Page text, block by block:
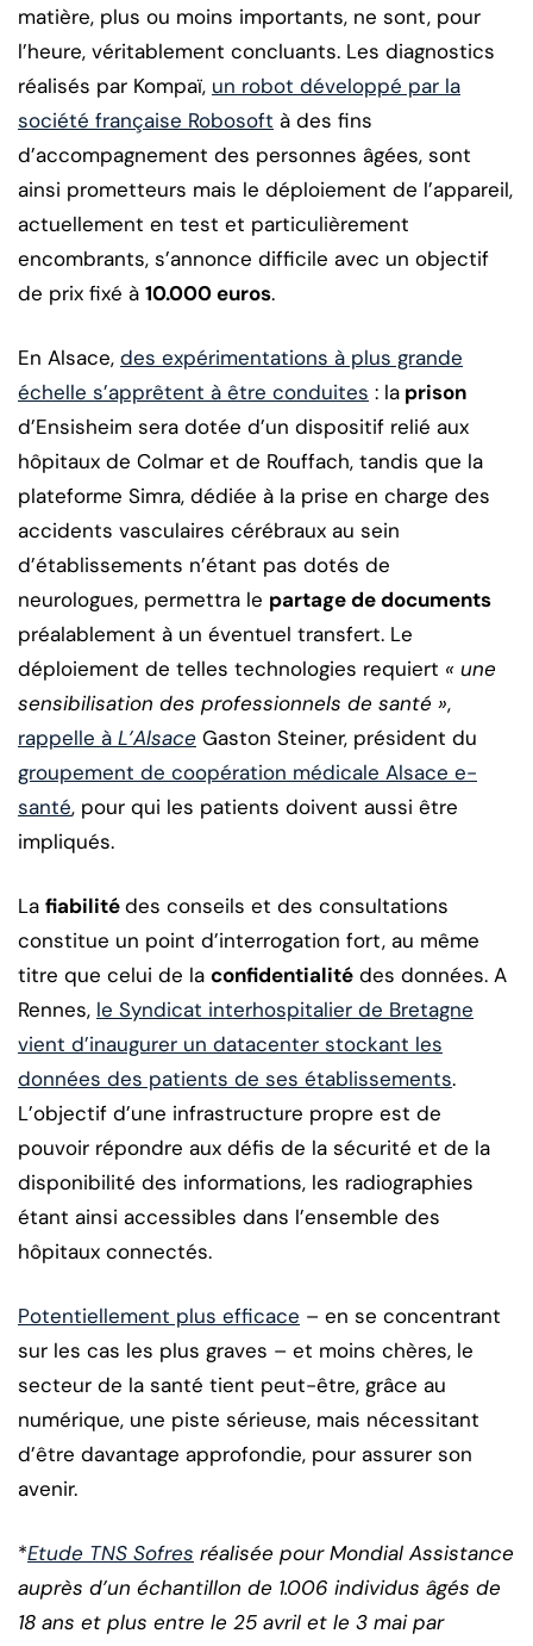
matière, plus ou moins importants, ne sont, pour
l’heure, véritablement concluants. Les diagnostics
réalisés par Kompaï, un robot développé par la
société française Robosoft à des fins
d’accompagnement des personnes âgées, sont
ainsi prometteurs mais le déploiement de l’appareil,
actuellement en test et particulièrement
encombrants, s’annonce difficile avec un objectif
de prix fixé à 10.000 euros.
En Alsace, des expérimentations à plus grande
échelle s’apprêtent à être conduites : la prison
d’Ensisheim sera dotée d’un dispositif relié aux
hôpitaux de Colmar et de Rouffach, tandis que la
plateforme Simra, dédiée à la prise en charge des
accidents vasculaires cérébraux au sein
d’établissements n’étant pas dotés de
neurologues, permettra le partage de documents
préalablement à un éventuel transfert. Le
déploiement de telles technologies requiert « une
sensibilisation des professionnels de santé »,
rappelle à L’Alsace Gaston Steiner, président du
groupement de coopération médicale Alsace e-
santé, pour qui les patients doivent aussi être
impliqués.
La fiabilitédes conseils et des consultations
constitue un point d’interrogation fort, au même
titre que celui de la confidentialité des données. A
Rennes, le Syndicat interhospitalier de Bretagne
vient d’inaugurer un datacenter stockant les
données des patients de ses établissements.
L’objectif d’une infrastructure propre est de
pouvoir répondre aux défis de la sécurité et de la
disponibilité des informations, les radiographies
étant ainsi accessibles dans l’ensemble des
hôpitaux connectés.
Potentiellement plus efficace – en se concentrant
sur les cas les plus graves – et moins chères, le
secteur de la santé tient peut-être, grâce au
numérique, une piste sérieuse, mais nécessitant
d’être davantage approfondie, pour assurer son
avenir.
*Etude TNS Sofres réalisée pour Mondial Assistance
auprès d’un échantillon de 1.006 individus âgés de
18 ans et plus entre le 25 avril et le 3 mai par